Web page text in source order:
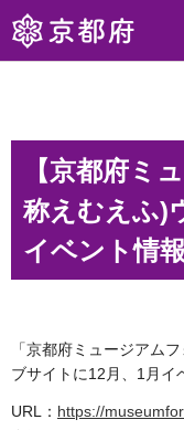
京都府
【京都府ミ
称えむえふ)
イベント情
「京都府ミュージアム
ブサイトに12月、1月イ
URL： https://